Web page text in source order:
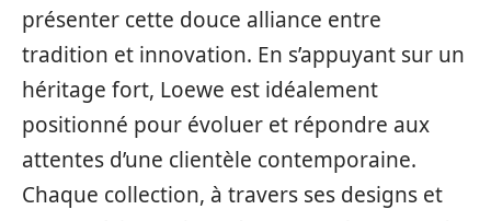
présenter cette douce alliance entre
tradition et innovation. En s’appuyant sur un
héritage fort, Loewe est idéalement
positionné pour évoluer et répondre aux
attentes d’une clientèle contemporaine.
Chaque collection, à travers ses designs et